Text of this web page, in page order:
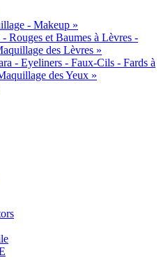
- Makeup »
Rouges et Baumes à Lèvres -
des Lèvres »
- Eyeliners - Faux-Cils - Fards à
des Yeux »